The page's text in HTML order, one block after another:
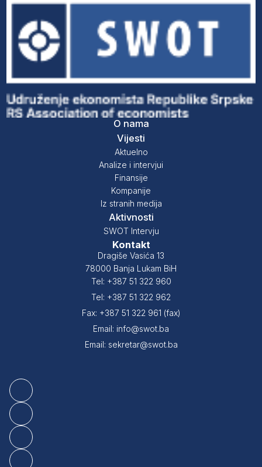
O nama
Vijesti
Aktuelno
Analize i intervjui
Finansije
Kompanije
Iz stranih medija
Aktivnosti
SWOT Intervju
Kontakt
Dragiše Vasića 13
78000 Banja Lukam BiH
Tel: +387 51 322 960
Tel: +387 51 322 962
Fax: +387 51 322 961 (fax)
Email: info@swot.ba
Email: sekretar@swot.ba